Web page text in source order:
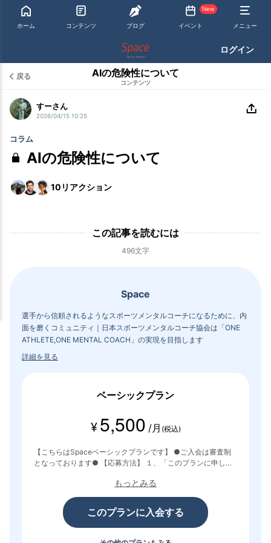
ホーム コンテンツ ブログ
New
イベント メニュー
ログイン
戻る AIの危険性について
コンテンツ
すーさん
2026/04/15 10:25
コラム
AIの危険性について
10 リアクション
この記事を読むには
496文字
Space
選手から信頼されるようなスポーツメンタルコーチになるために、内
面を磨くコミュニティ｜日本スポーツメンタルコーチ協会は「ONE
ATHLETE,ONE MENTAL COACH」の実現を目指します
詳細を見る
ベーシックプラン
¥ 5,500 /月 (税込)
【こちらはSpaceベーシックプランです】 ●ご入会は審査制
となっております● 【応募方法】 １、「このプランに申し込
レスを認証後、選考課題を回答して送信。 ３、２週間以内に
「審査結果」ご案内→入会手続きへ。 ４、Space入会後に新
メンバーワークに取り組む。
もっとみる
このプランに入会する